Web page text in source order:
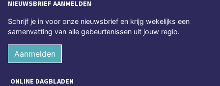
NIEUWSBRIEF AANMELDEN
Schrijf je in voor onze nieuwsbrief en krijg wekelijks een
samenvatting van alle gebeurtenissen uit jouw regio.
Aanmelden
ONLINE DAGBLADEN